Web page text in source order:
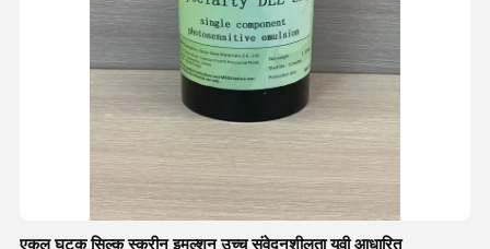
एकल घटक सिल्क स्क्रीन इमल्शन उच्च संवेदनशीलता यूवी आधारित